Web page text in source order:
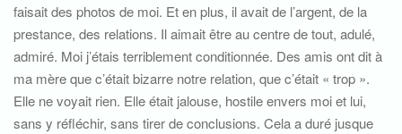
faisait des photos de moi. Et en plus, il avait de l’argent, de la
prestance, des relations. Il aimait être au centre de tout, adulé,
admiré. Moi j’étais terriblement conditionnée. Des amis ont dit à
ma mère que c’était bizarre notre relation, que c’était « trop ».
Elle ne voyait rien. Elle était jalouse, hostile envers moi et lui,
sans y réfléchir, sans tirer de conclusions. Cela a duré jusque